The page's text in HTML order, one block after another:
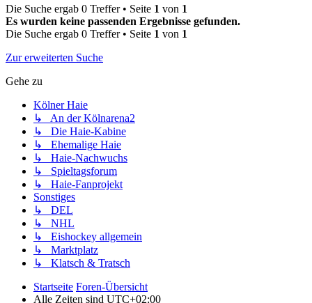
Die Suche ergab 0 Treffer • Seite 1 von 1
Es wurden keine passenden Ergebnisse gefunden.
Die Suche ergab 0 Treffer • Seite 1 von 1
Zur erweiterten Suche
Gehe zu
Kölner Haie
↳ An der Kölnarena2
↳ Die Haie-Kabine
↳ Ehemalige Haie
↳ Haie-Nachwuchs
↳ Spieltagsforum
↳ Haie-Fanprojekt
Sonstiges
↳ DEL
↳ NHL
↳ Eishockey allgemein
↳ Marktplatz
↳ Klatsch & Tratsch
Startseite Foren-Übersicht
Alle Zeiten sind UTC+02:00